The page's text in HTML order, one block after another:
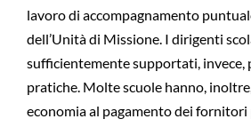
lavoro di accompagnamento
dell’Unità di Missione. I dirigenti
sufficientemente supportati, invece,
pratiche. Molte scuole hanno,
economia al pagamento dei fornitori